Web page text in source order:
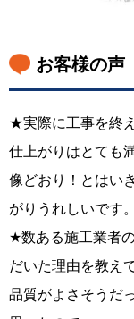
お客様の声
★実際に工事を終
仕上がりはとても
像どおり！とはい
がりうれしいです。
★数ある施工業者
だいた理由を教え
品質がよさそうだ